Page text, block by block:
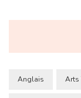
Anglais Arts